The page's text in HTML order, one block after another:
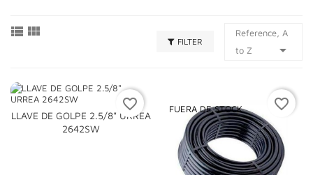
 
FILTER
Reference, A
to Z

LLAVE DE GOLPE 2.5/8" URREA
2642SW
favorite_border FUERA DE STOCK favorite_border